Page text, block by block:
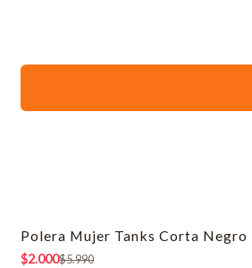
-67% OFF
Polera Mujer Tanks Corta Negro
$2.000$5.990